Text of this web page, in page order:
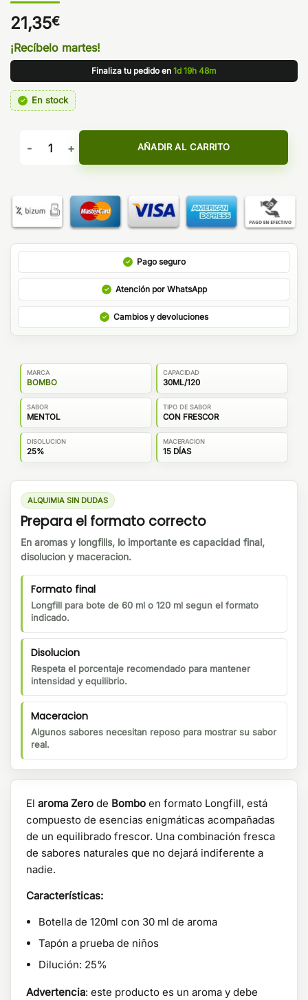
21,35€
¡Recíbelo martes!
Finaliza tu pedido en 1d 19h 48m
En stock
Aroma Zero 30ml/120 Longfill - Bombo cantidad
AÑADIR AL CARRITO
Pago seguro
Atención por WhatsApp
Cambios y devoluciones
MARCA
BOMBO
CAPACIDAD
30ML/120
SABOR
MENTOL
TIPO DE SABOR
CON FRESCOR
DISOLUCION
25%
MACERACION
15 DÍAS
ALQUIMIA SIN DUDAS
Prepara el formato correcto
En aromas y longfills, lo importante es capacidad final,
disolucion y maceracion.
Formato final
Longfill para bote de 60 ml o 120 ml segun el formato
indicado.
Disolucion
Respeta el porcentaje recomendado para mantener
intensidad y equilibrio.
Maceracion
Algunos sabores necesitan reposo para mostrar su sabor
real.
El aroma Zero de Bombo en formato Longfill, está
compuesto de esencias enigmáticas acompañadas
de un equilibrado frescor. Una combinación fresca
de sabores naturales que no dejará indiferente a
nadie.
Características:
Botella de 120ml con 30 ml de aroma
Tapón a prueba de niños
Dilución: 25%
Advertencia: este producto es un aroma y debe